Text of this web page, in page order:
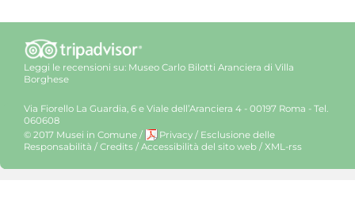
Leggi le recensioni su: Museo Carlo Bilotti Aranciera di Villa
Borghese
Via Fiorello La Guardia, 6 e Viale dell’Aranciera 4 - 00197 Roma - Tel.
060608
© 2017 Musei in Comune / Privacy / Esclusione delle
Responsabilità / Credits / Accessibilità del sito web / XML-rss